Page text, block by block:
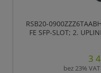
RSB20-
FE SFP-SLOT; 2.
3
bez 23%